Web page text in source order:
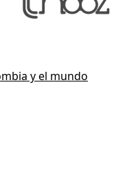
y el mundo